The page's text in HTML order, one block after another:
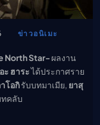
ข่าวอนิเมะ
North Star-ผลงาน
ะ ฮาระได้ประกาศราย
โอกิรับบทมาเมีย, ยาสุ
คลับ